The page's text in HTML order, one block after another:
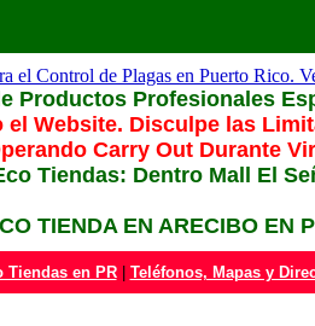
Productos Profesionales
el Website. Disculpe las
Carry Out Durante
Tiendas: Dentro Mall El
TIENDA EN ARECIBO
Tiendas en PR Teléfonos, Mapas y